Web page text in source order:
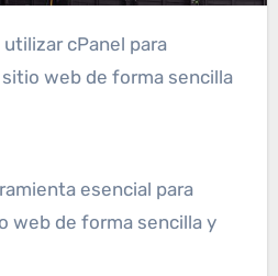
cPanel para
web de forma sencilla
esencial para
web de forma sencilla y